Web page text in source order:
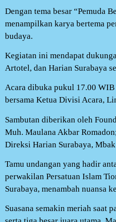
Dengan tema besar “Pemuda
menampilkan karya bertema
budaya.
Kegiatan ini mendapat
Artotel, dan Harian Surabaya
Acara dibuka pukul 17.00 WIB
bersama Ketua Divisi Acara,
Sambutan diberikan oleh
Muh. Maulana Akbar
Direksi Harian Surabaya,
Tamu undangan yang hadir
perwakilan Persatuan Islam
Surabaya, menambah nuansa
Suasana semakin meriah saat